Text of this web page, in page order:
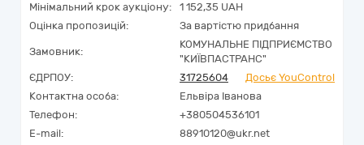
Мінімальний крок аукціону:
1 152,35 UAH
Оцінка пропозицій:
За вартістю придбання
Замовник:
КОМУНАЛЬНЕ ПІДПРИЄМСТВО
"КИЇВПАСТРАНС"
ЄДРПОУ:
31725604
Досьє YouControl
Контактна особа:
Ельвіра Іванова
Телефон:
+380504536101
E-mail:
88910120@ukr.net